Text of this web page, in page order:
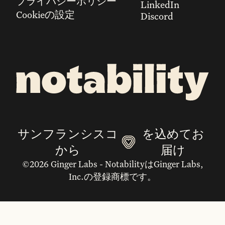
Cookieの設定
LinkedIn
Discord
サンフランシスコ
から
を込めてお
届け
©2026 Ginger Labs - NotabilityはGinger Labs,
Inc.の登録商標です。